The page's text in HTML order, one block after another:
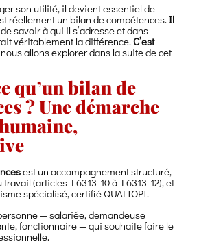
son utilité, il devient essentiel de
réellement un bilan de compétences.Il
savoir à qui il s’adresse et dans
véritablement la différence.C’est
allons explorer dans la suite de cet
qu’un bilan de
? Une démarche
est un accompagnement structuré,
(articles L6313-10 à L6313-12), et
spécialisé, certifié QUALIOPI.
— salariée, demandeuse
fonctionnaire — qui souhaite faire le